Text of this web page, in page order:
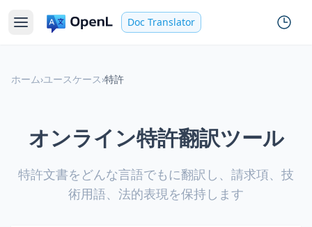
Doc Translator
ホーム›ユースケース›特許
オンライン特許翻訳ツール
特許文書をどんな言語でもに翻訳し、請求項、技
術用語、法的表現を保持します